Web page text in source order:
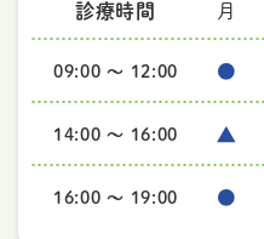
診療時間 月
09:00 ～ 12:00
14:00 ～ 16:00
16:00 ～ 19:00